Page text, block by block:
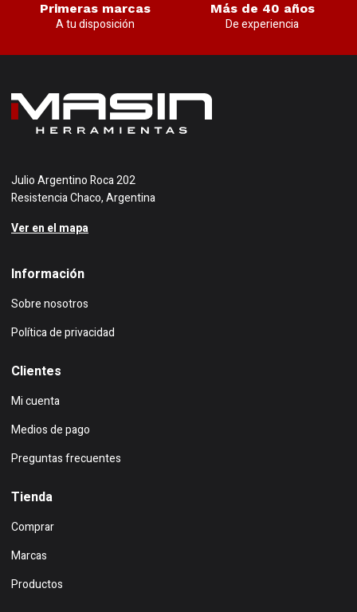
Primeras marcas
A tu disposición
Más de 40 años
De experiencia
Julio Argentino Roca 202
Resistencia Chaco, Argentina
Ver en el mapa
Información
Sobre nosotros
Política de privacidad
Clientes
Mi cuenta
Medios de pago
Preguntas frecuentes
Tienda
Comprar
Marcas
Productos